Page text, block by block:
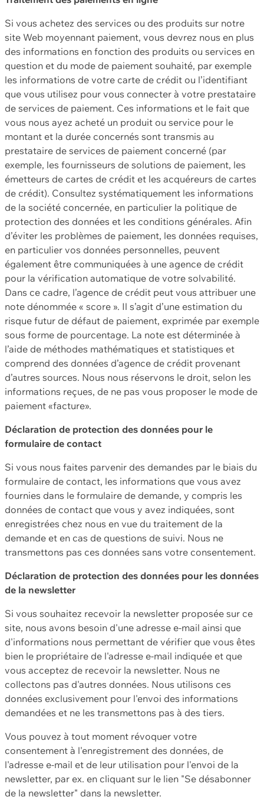
Si vous achetez des services ou des produits sur notre
site Web moyennant paiement, vous devrez nous en plus
des informations en fonction des produits ou services en
question et du mode de paiement souhaité, par exemple
les informations de votre carte de crédit ou l’identifiant
que vous utilisez pour vous connecter à votre prestataire
de services de paiement. Ces informations et le fait que
vous nous ayez acheté un produit ou service pour le
montant et la durée concernés sont transmis au
prestataire de services de paiement concerné (par
exemple, les fournisseurs de solutions de paiement, les
émetteurs de cartes de crédit et les acquéreurs de cartes
de crédit). Consultez systématiquement les informations
de la société concernée, en particulier la politique de
protection des données et les conditions générales. Afin
d’éviter les problèmes de paiement, les données requises,
en particulier vos données personnelles, peuvent
également être communiquées à une agence de crédit
pour la vérification automatique de votre solvabilité.
Dans ce cadre, l’agence de crédit peut vous attribuer une
note dénommée « score ». Il s’agit d’une estimation du
risque futur de défaut de paiement, exprimée par exemple
sous forme de pourcentage. La note est déterminée à
l’aide de méthodes mathématiques et statistiques et
comprend des données d’agence de crédit provenant
d’autres sources. Nous nous réservons le droit, selon les
informations reçues, de ne pas vous proposer le mode de
paiement «facture».
Déclaration de protection des données pour le
formulaire de contact
Si vous nous faites parvenir des demandes par le biais du
formulaire de contact, les informations que vous avez
fournies dans le formulaire de demande, y compris les
données de contact que vous y avez indiquées, sont
enregistrées chez nous en vue du traitement de la
demande et en cas de questions de suivi. Nous ne
transmettons pas ces données sans votre consentement.
Déclaration de protection des données pour les données
de la newsletter
Si vous souhaitez recevoir la newsletter proposée sur ce
site, nous avons besoin d'une adresse e-mail ainsi que
d'informations nous permettant de vérifier que vous êtes
bien le propriétaire de l'adresse e-mail indiquée et que
vous acceptez de recevoir la newsletter. Nous ne
collectons pas d'autres données. Nous utilisons ces
données exclusivement pour l'envoi des informations
demandées et ne les transmettons pas à des tiers.
Vous pouvez à tout moment révoquer votre
consentement à l'enregistrement des données, de
l'adresse e-mail et de leur utilisation pour l'envoi de la
newsletter, par ex. en cliquant sur le lien "Se désabonner
de la newsletter" dans la newsletter.